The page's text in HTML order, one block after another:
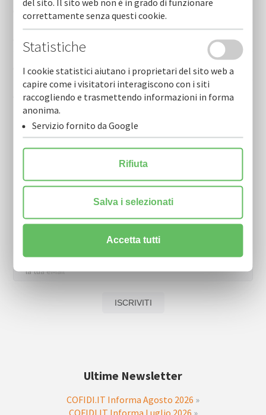
Cofidi.it informa febbraio 2026
Cofidi.it informa gennaio 2026
Cofidi.it informa dicembre 2025
Cofidi.it informa novembre 2025
Resta sempre aggiornato sulle nostre novità.
Scarica la nostra Newsletter e iscriviti per riceverla via mail.
Ultime Newsletter
COFIDI.IT Informa Agosto 2026 »
del sito. Il sito web non è in grado di funzionare
correttamente senza questi cookie.
Statistiche
I cookie statistici aiutano i proprietari del sito web a
capire come i visitatori interagiscono con i siti
raccogliendo e trasmettendo informazioni in forma
anonima.
Servizio fornito da Google
Rifiuta
Salva i selezionati
Accetta tutti